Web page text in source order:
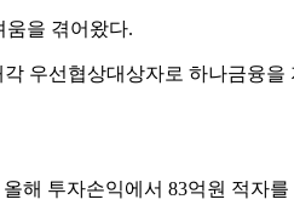
을 겪어왔다.
우선협상대상자로 하나금융
해 투자손익에서 83억원 적자